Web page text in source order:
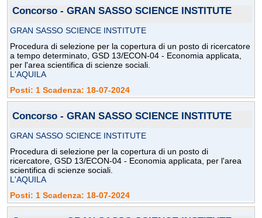
Concorso - GRAN SASSO SCIENCE INSTITUTE
GRAN SASSO SCIENCE INSTITUTE
Procedura di selezione per la copertura di un posto di ricercatore
a tempo determinato, GSD 13/ECON-04 - Economia applicata,
per l'area scientifica di scienze sociali.
L'AQUILA
Posti: 1 Scadenza: 18-07-2024
Concorso - GRAN SASSO SCIENCE INSTITUTE
GRAN SASSO SCIENCE INSTITUTE
Procedura di selezione per la copertura di un posto di
ricercatore, GSD 13/ECON-04 - Economia applicata, per l'area
scientifica di scienze sociali.
L'AQUILA
Posti: 1 Scadenza: 18-07-2024